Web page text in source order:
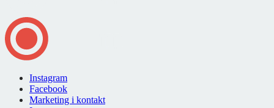
Instagram
Facebook
Marketing i kontakt